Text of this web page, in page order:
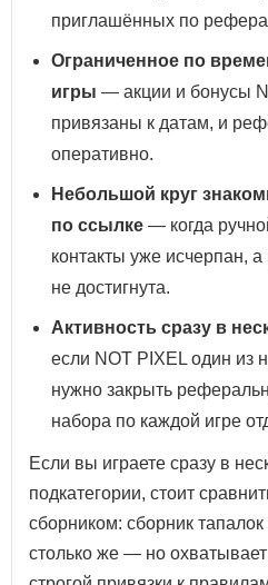
приглашённых по
Ограниченное по
игры — акции и бонусы
привязаны к датам, и
оперативно.
Небольшой круг
по ссылке — когда
контакты уже исчерпан,
не достигнута.
Активность сразу в
если NOT PIXEL один из
нужно закрыть
набора по каждой игре
Если вы играете сразу в
подкатегории, стоит
сборником: сборник
столько же — но охватывает